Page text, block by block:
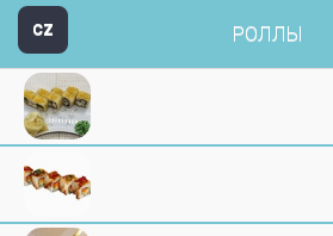
CZ Пицц-н-Ролл
РОЛЛЫ